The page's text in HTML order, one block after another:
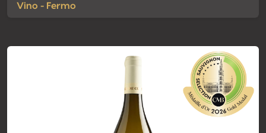
Vino - Fermo